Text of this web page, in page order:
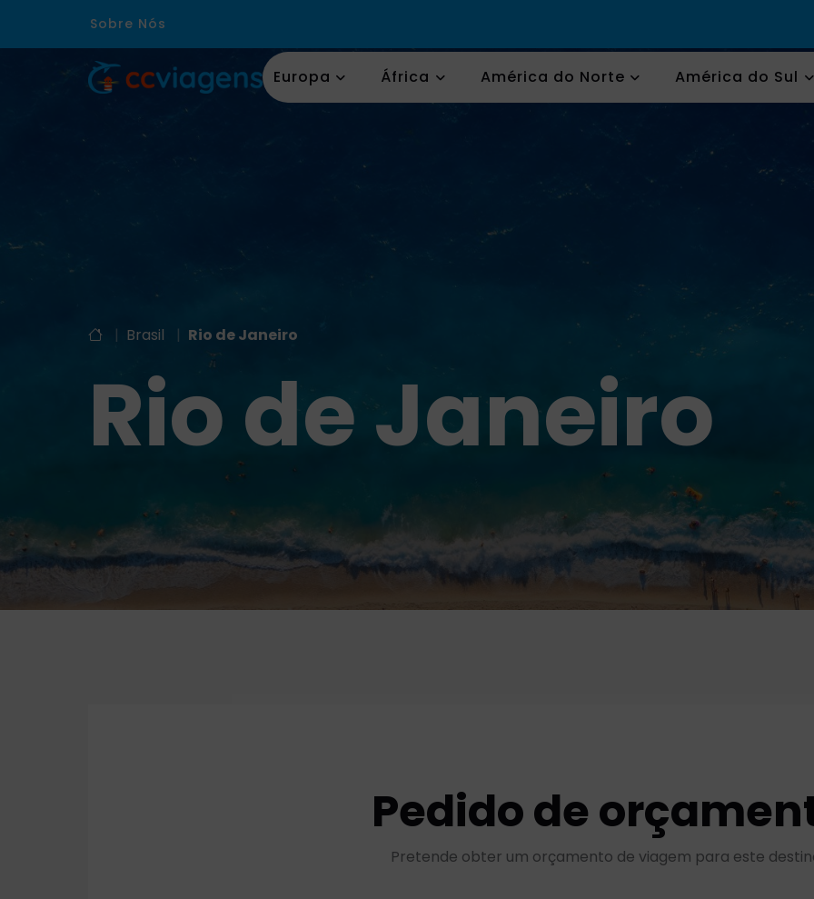
Sobre Nós
Europa África América do Norte América do Sul
| Brasil | Rio de Janeiro
Rio de Janeiro
Pedido de
Pretende obter um orçamento de viagem para este